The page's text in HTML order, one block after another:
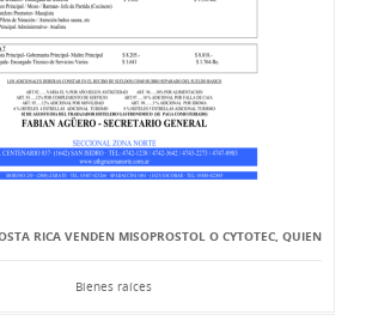
RICA VENDEN MISOPROSTOL O CYTOTEC, QUIEN
Bienes raíces